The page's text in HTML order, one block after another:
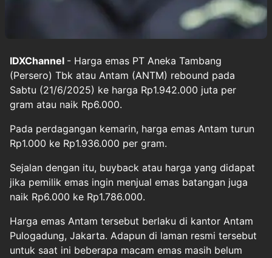
IDXChannel - Harga emas PT Aneka Tambang
(Persero) Tbk atau Antam (ANTM) rebound pada
Sabtu (21/6/2025) ke harga Rp1.942.000 juta per
gram atau naik Rp6.000.
Pada perdagangan kemarin, harga emas Antam turun
Rp1.000 ke Rp1.936.000 per gram.
Sejalan dengan itu, buyback atau harga yang didapat
jika pemilik emas ingin menjual emas batangan juga
naik Rp6.000 ke Rp1.786.000.
Harga emas Antam tersebut berlaku di kantor Antam
Pulogadung, Jakarta. Adapun di laman resmi tersebut
untuk saat ini beberapa macam emas masih belum